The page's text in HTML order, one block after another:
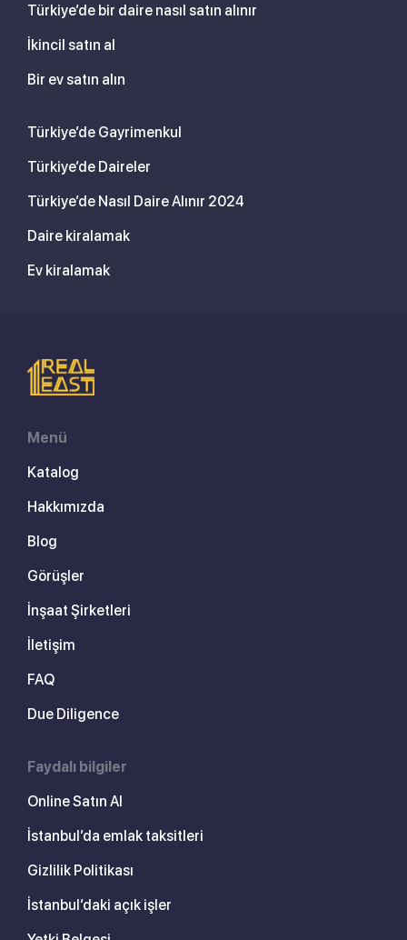
Türkiye’de bir daire nasıl satın alınır
İkincil satın al
Bir ev satın alın
Türkiye’de Gayrimenkul
Türkiye’de Daireler
Türkiye’de Nasıl Daire Alınır 2024
Daire kiralamak
Ev kiralamak
Menü
Katalog
Hakkımızda
Blog
Görüşler
İnşaat Şirketleri
İletişim
FAQ
Due Diligence
Faydalı bilgiler
Online Satın Al
İstanbul’da emlak taksitleri
Gizlilik Politikası
İstanbul’daki açık işler